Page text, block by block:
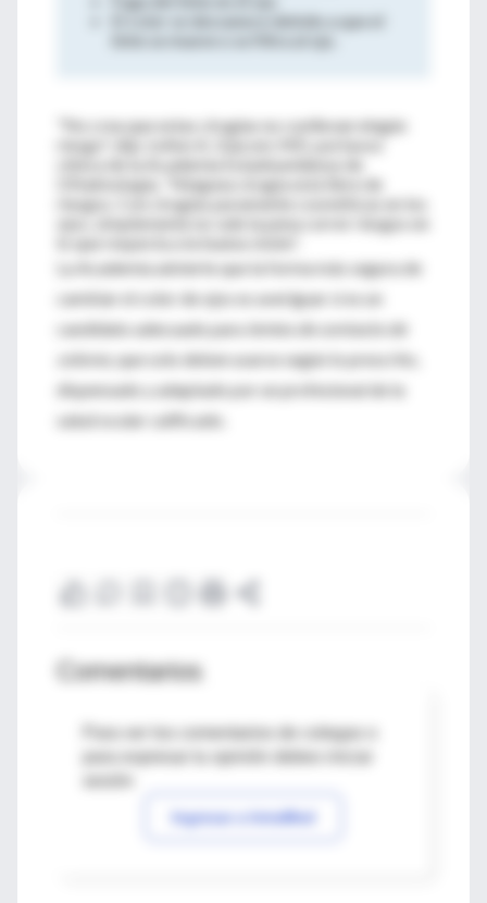
El color se desvanece debido a que el
"No crea que estas cirugías no conllevan ningún
riesgo", dijo JoAnn A. Giaconi, MD, portavoz
Oftalmología. “Ninguna cirugía está libre de
riesgos. Con cirugías puramente cosméticas en los
La Academia advierte que la forma más segura de
cambiar el color de ojos es averiguar si es un
candidato adecuado para lentes de contacto de
colores , que solo deben usarse según lo prescrito,
dispensado y adaptado por un profesional de la
salud ocular calificado.
Comentarios
Para ver los comentarios de colegas o
Ingresar a IntraMed